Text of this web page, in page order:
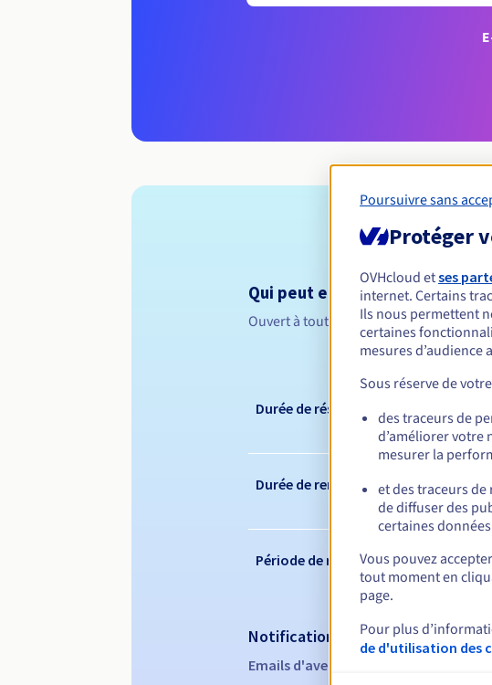
Qui peut enregistrer un .how ?
Ouvert à toutes les personnes
Durée de réservation
Durée de renouvellement
Période de rédemption
Notifications automatiques :
Emails d'avertissement :
Poursuivre sans
Protéger
OVHcloud etses
internet. Certains
Ils nous permettent
certaines
mesures d’audience
Sous réserve de
des traceurs de
d’améliorer votre
mesurer la
et des traceurs
de diffuser des
certaines
Vous pouvez
tout moment en
page.
Pour plus
de d'utilisation des